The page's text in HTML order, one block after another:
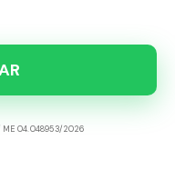
04.048953/2026